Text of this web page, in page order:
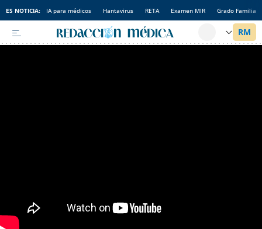
ES NOTICIA: IA para médicos Hantavirus RETA Examen MIR Grado Familia